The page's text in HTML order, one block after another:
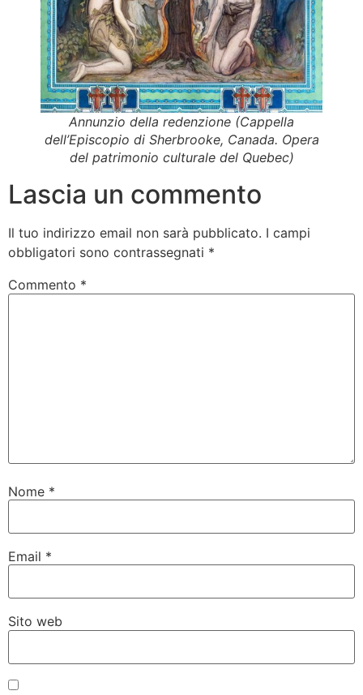
Annunzio della redenzione (Cappella
dell’Episcopio di Sherbrooke, Canada. Opera
del patrimonio culturale del Quebec)
Lascia un commento
Il tuo indirizzo email non sarà pubblicato. I campi
obbligatori sono contrassegnati *
Commento *
Nome *
Email *
Sito web